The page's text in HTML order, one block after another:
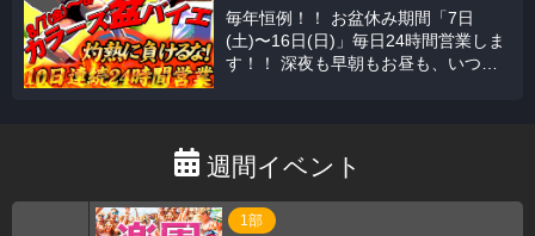
毎年恒例！！ お盆休み期間「7日
(土)〜16日(日)」毎日24時間営業しま
す！！ 深夜も早朝もお昼も、いつで
週間イベント
1部